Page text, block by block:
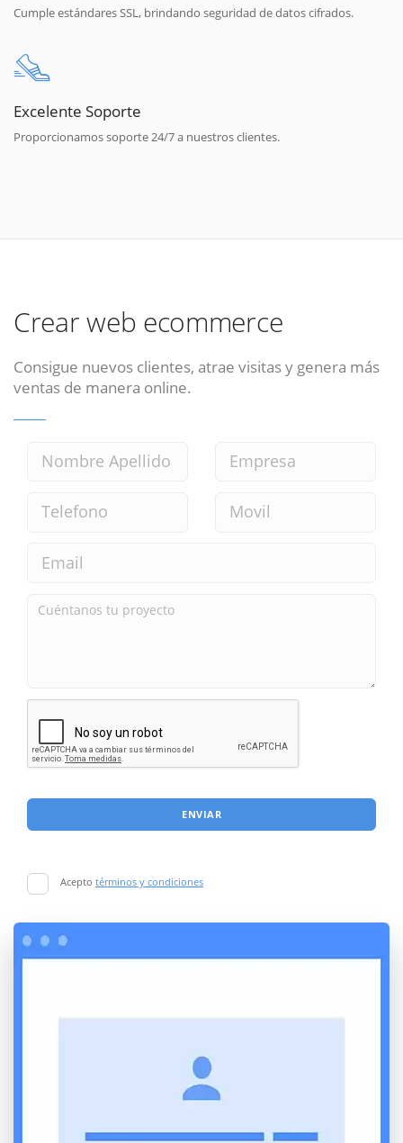
Cumple estándares SSL, brindando seguridad de datos cifrados.
Excelente Soporte
Proporcionamos soporte 24/7 a nuestros clientes.
Crear web ecommerce
Consigue nuevos clientes, atrae visitas y genera más
ventas de manera online.
ENVIAR
Acepto términos y condiciones